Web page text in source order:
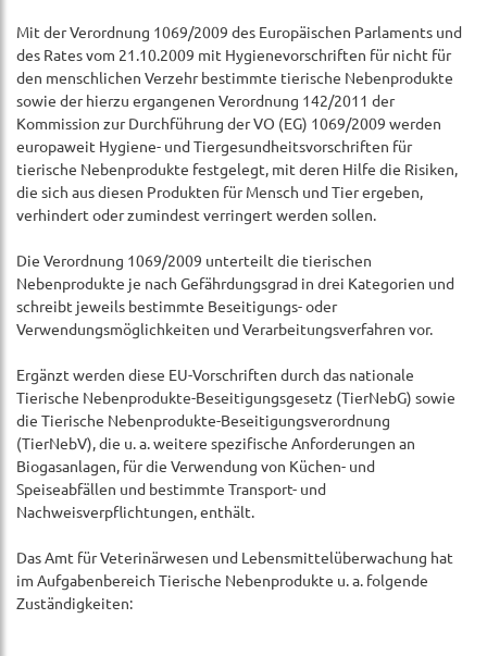
Mit der Verordnung 1069/2009 des Europäischen Parlaments und
des Rates vom 21.10.2009 mit Hygienevorschriften für nicht für
den menschlichen Verzehr bestimmte tierische Nebenprodukte
sowie der hierzu ergangenen Verordnung 142/2011 der
Kommission zur Durchführung der VO (EG) 1069/2009 werden
europaweit Hygiene- und Tiergesundheitsvorschriften für
tierische Nebenprodukte festgelegt, mit deren Hilfe die Risiken,
die sich aus diesen Produkten für Mensch und Tier ergeben,
verhindert oder zumindest verringert werden sollen.
Die Verordnung 1069/2009 unterteilt die tierischen
Nebenprodukte je nach Gefährdungsgrad in drei Kategorien und
schreibt jeweils bestimmte Beseitigungs- oder
Verwendungsmöglichkeiten und Verarbeitungsverfahren vor.
Ergänzt werden diese EU-Vorschriften durch das nationale
Tierische Nebenprodukte-Beseitigungsgesetz (TierNebG) sowie
die Tierische Nebenprodukte-Beseitigungsverordnung
(TierNebV), die u. a. weitere spezifische Anforderungen an
Biogasanlagen, für die Verwendung von Küchen- und
Speiseabfällen und bestimmte Transport- und
Nachweisverpflichtungen, enthält.
Das Amt für Veterinärwesen und Lebensmittelüberwachung hat
im Aufgabenbereich Tierische Nebenprodukte u. a. folgende
Zuständigkeiten: